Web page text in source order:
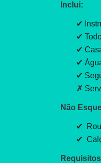
Inclui:
✔
✔
✔
✔
✔
✗
Não
✔
✔
Requisitos